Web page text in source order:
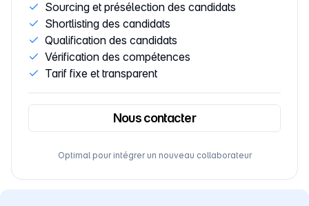
Sourcing et présélection des candidats
Shortlisting des candidats
Qualification des candidats
Vérification des compétences
Tarif fixe et transparent
Nous contacter
Optimal pour intégrer un nouveau collaborateur